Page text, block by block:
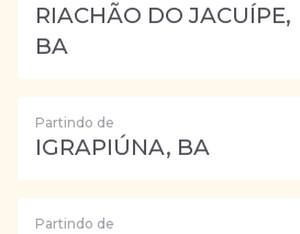
RIACHÃO DO JACUÍPE,
BA
Partindo de
IGRAPIÚNA, BA
Partindo de